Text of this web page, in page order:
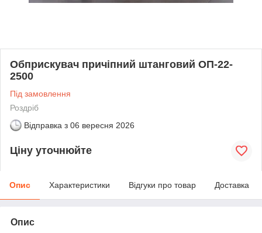
Обприскувач причіпний штанговий ОП-22-
2500
Під замовлення
Роздріб
Відправка з 06 вересня 2026
Ціну уточнюйте
Опис Характеристики Відгуки про товар Доставка
Опис